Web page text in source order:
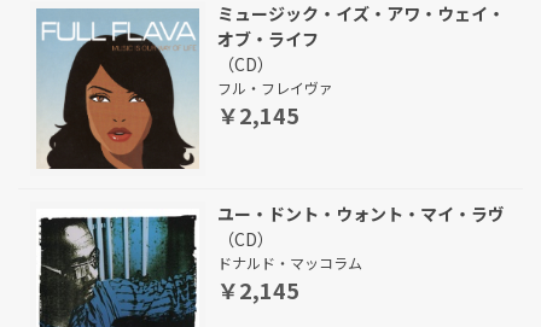
ミュージック・イズ・アワ・ウェイ・
オブ・ライフ
（CD）
フル・フレイヴァ
￥2,145
ユー・ドント・ウォント・マイ・ラヴ
（CD）
ドナルド・マッコラム
￥2,145